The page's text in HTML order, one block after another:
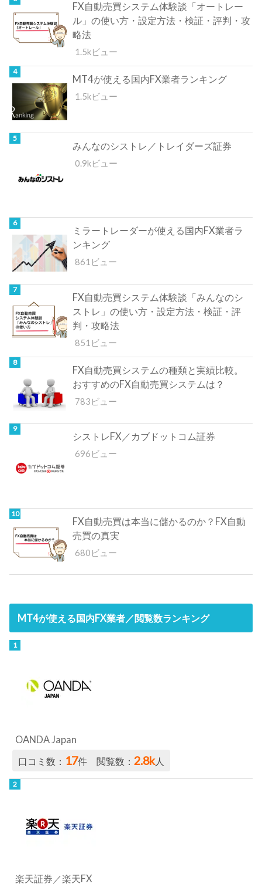
FX自動売買システム体験談「オートレー
ル」の使い方・設定方法・検証・評判・攻
略法
1.5kビュー
MT4が使える国内FX業者ランキング
1.5kビュー
みんなのシストレ／トレイダーズ証券
0.9kビュー
ミラートレーダーが使える国内FX業者ラ
ンキング
861ビュー
FX自動売買システム体験談「みんなのシ
ストレ」の使い方・設定方法・検証・評
判・攻略法
851ビュー
FX自動売買システムの種類と実績比較。
おすすめのFX自動売買システムは？
783ビュー
シストレFX／カブドットコム証券
696ビュー
FX自動売買は本当に儲かるのか？FX自動
売買の真実
680ビュー
MT4が使える国内FX業者／閲覧数ランキング
OANDA Japan
口コミ数： 17件 閲覧数：2.8k人
楽天証券／楽天FX